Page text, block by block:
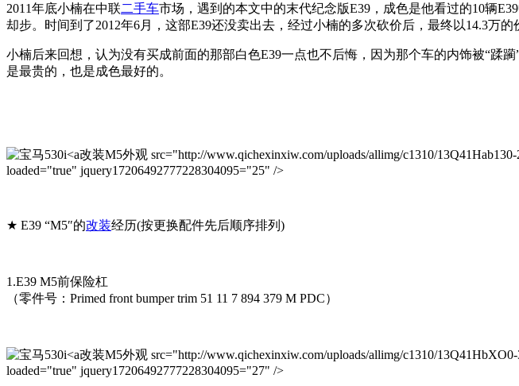
2011年底小楠在中联二手车市场，遇到的本文中的末代纪念版E39，成色是他看过的10辆
却步。时间到了2012年6月，这部E39还没卖出去，经过小楠的多次砍价后，最终以14.3万的
小楠后来回想，认为没有买成前面的那部白色E39一点也不后悔，因为那个车的内饰被“蹂
是最贵的，也是成色最好的。
改装M5外观 src="http://www.qichexinxiw.com/uploads/allimg/c1310/
loaded="true" jquery17206492777228304095="25" />
★ E39 “M5″的改装经历(按更换配件先后顺序排列)
1.E39 M5前保险杠
（零件号：Primed front bumper trim 51 11 7 894 379 M PDC）
改装M5外观 src="http://www.qichexinxiw.com/uploads/allimg/c1310/
loaded="true" jquery17206492777228304095="27" />